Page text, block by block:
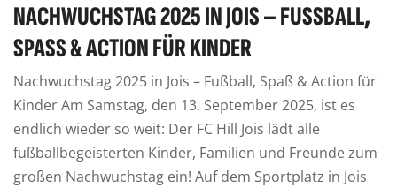
NACHWUCHSTAG 2025 IN JOIS – FUSSBALL, S
PASS & ACTION FÜR KINDER
Nachwuchstag 2025 in Jois – Fußball, Spaß & Action für
Kinder Am Samstag, den 13. September 2025, ist es
endlich wieder so weit: Der FC Hill Jois lädt alle
fußballbegeisterten Kinder, Familien und Freunde zum
großen Nachwuchstag ein! Auf dem Sportplatz in Jois